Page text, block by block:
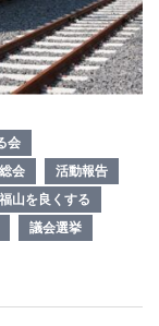
会
会
活動報告
福山を良くする
議会選挙